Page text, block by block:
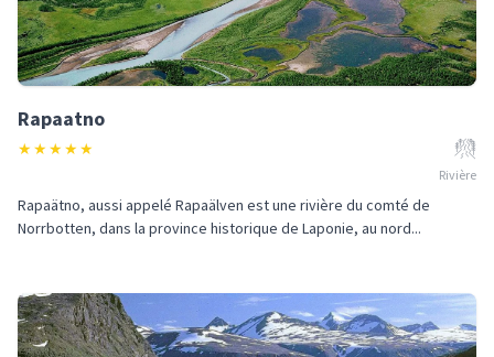
Rapaatno
★★★★★
Rivière
Rapaätno, aussi appelé Rapaälven est une rivière du comté de
Norrbotten, dans la province historique de Laponie, au nord...